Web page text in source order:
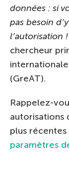
données : si
pas besoin
l’autorisation
chercheur
(GreAT).
Rappelez-
autorisations
plus récentes
paramètres